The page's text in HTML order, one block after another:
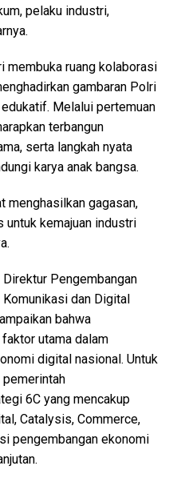
pelaku industri,
membuka ruang kolaborasi
gambaran Polri
Melalui pertemuan
terbangun
serta langkah nyata
karya anak bangsa.
menghasilkan gagasan,
untuk kemajuan industri
Pengembangan
dan Digital
bahwa
utama dalam
digital nasional. Untuk
6C yang mencakup
Catalysis, Commerce,
pengembangan ekonomi